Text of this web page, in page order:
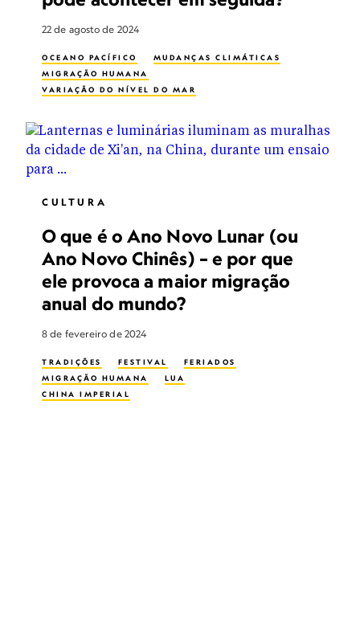
22 de agosto de 2024
OCEANO PACÍFICO
MUDANÇAS CLIMÁTICAS
MIGRAÇÃO HUMANA
VARIAÇÃO DO NÍVEL DO MAR
CULTURA
O que é o Ano Novo Lunar (ou
Ano Novo Chinês) – e por que
ele provoca a maior migração
anual do mundo?
8 de fevereiro de 2024
TRADIÇÕES FESTIVAL
FERIADOS
MIGRAÇÃO HUMANA
LUA
CHINA IMPERIAL